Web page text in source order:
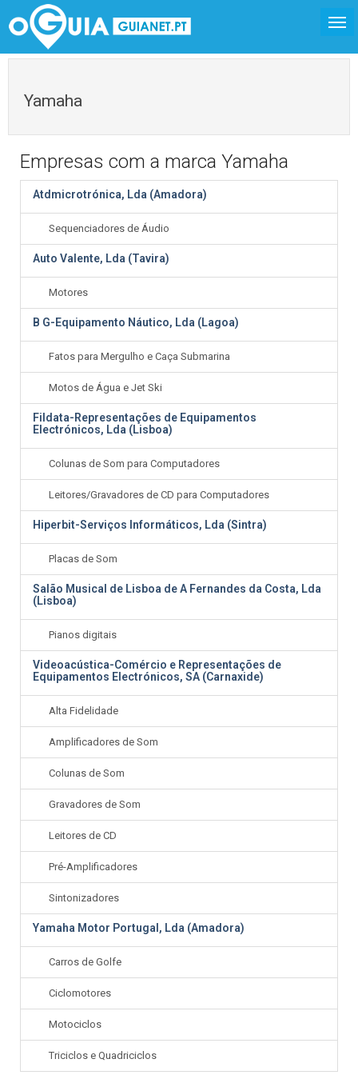
Yamaha
Empresas com a marca Yamaha
Atdmicrotrónica, Lda (Amadora)
Sequenciadores de Áudio
Auto Valente, Lda (Tavira)
Motores
B G-Equipamento Náutico, Lda (Lagoa)
Fatos para Mergulho e Caça Submarina
Motos de Água e Jet Ski
Fildata-Representações de Equipamentos
Electrónicos, Lda (Lisboa)
Colunas de Som para Computadores
Leitores/Gravadores de CD para Computadores
Hiperbit-Serviços Informáticos, Lda (Sintra)
Placas de Som
Salão Musical de Lisboa de A Fernandes da Costa, Lda
(Lisboa)
Pianos digitais
Videoacústica-Comércio e Representações de
Equipamentos Electrónicos, SA (Carnaxide)
Alta Fidelidade
Amplificadores de Som
Colunas de Som
Gravadores de Som
Leitores de CD
Pré-Amplificadores
Sintonizadores
Yamaha Motor Portugal, Lda (Amadora)
Carros de Golfe
Ciclomotores
Motociclos
Triciclos e Quadriciclos